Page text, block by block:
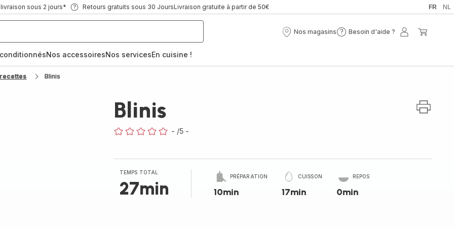
sous 2 jours* Retours gratuits sous 30 JoursLivraison gratuite à partir de 50€ FR NL
Nos magasins
Nos
Besoin d'aide ?
Besoin
Mon
Nos accessoiresNos servicesEn cuisine !
Blinis
Blinis
- /5 -
TEMPS TOTAL
27min
PRÉPARATION
10min
CUISSON
17min
REPOS
0min